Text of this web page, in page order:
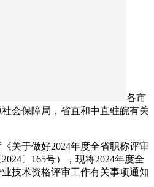
各市
会保障局，省直和中直驻皖有关
关于做好2024年度全省职称评审
〕165号），现将2024年度全
技术资格评审工作有关事项通知